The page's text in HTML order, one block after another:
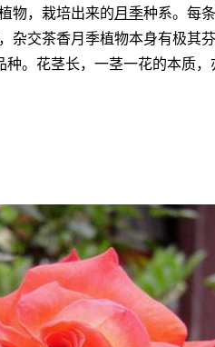
物，栽培出来的月季种系。每
杂交茶香月季植物本身有极其
。花茎长，一茎一花的本质